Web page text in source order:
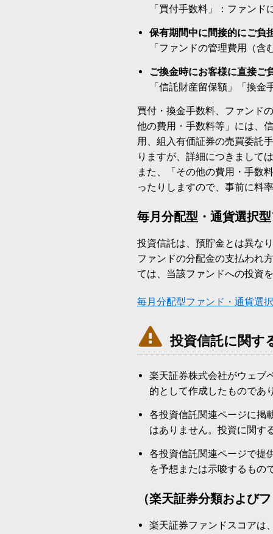
「買付手数料」：ファンド
保有期間中に間接的にご負
「ファンドの管理費用（
ご換金時にお客様に直接ご
「信託財産留保額」「換
買付・換金手数料、ファンド
他の費用・手数料等」には、
用、組入有価証券の売買委託
りますが、詳細につきまして
また、「その他の費用・手数
ったりしますので、事前に料
毎月分配型・通貨選択
投資信託は、預貯金とは異な
ファンドの分配金の支払われ
ては、当該ファンドへの投資
毎月分配型ファンド・通貨選
 投資信託に関す
楽天証券株式会社がウェブ
的として作成したものであ
各投資信託関連ページに掲
はありません。投資に関す
各投資信託関連ページで提
を予想または示唆するもの
（楽天証券分類および
楽天証券ファンドスコアは